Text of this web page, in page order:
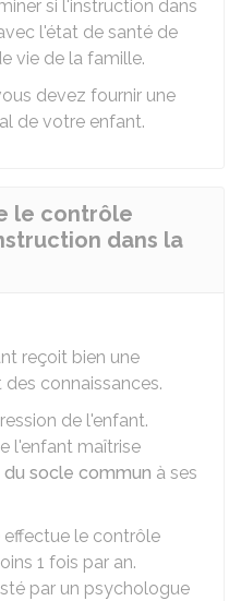
si l'instruction dans
l'état de santé de
vie de la famille.
devez fournir une
de votre enfant.
le contrôle
dans la
reçoit bien une
connaissances.
de l'enfant.
l'enfant maîtrise
du socle commun à ses
effectue le contrôle
1 fois par an.
par un psychologue